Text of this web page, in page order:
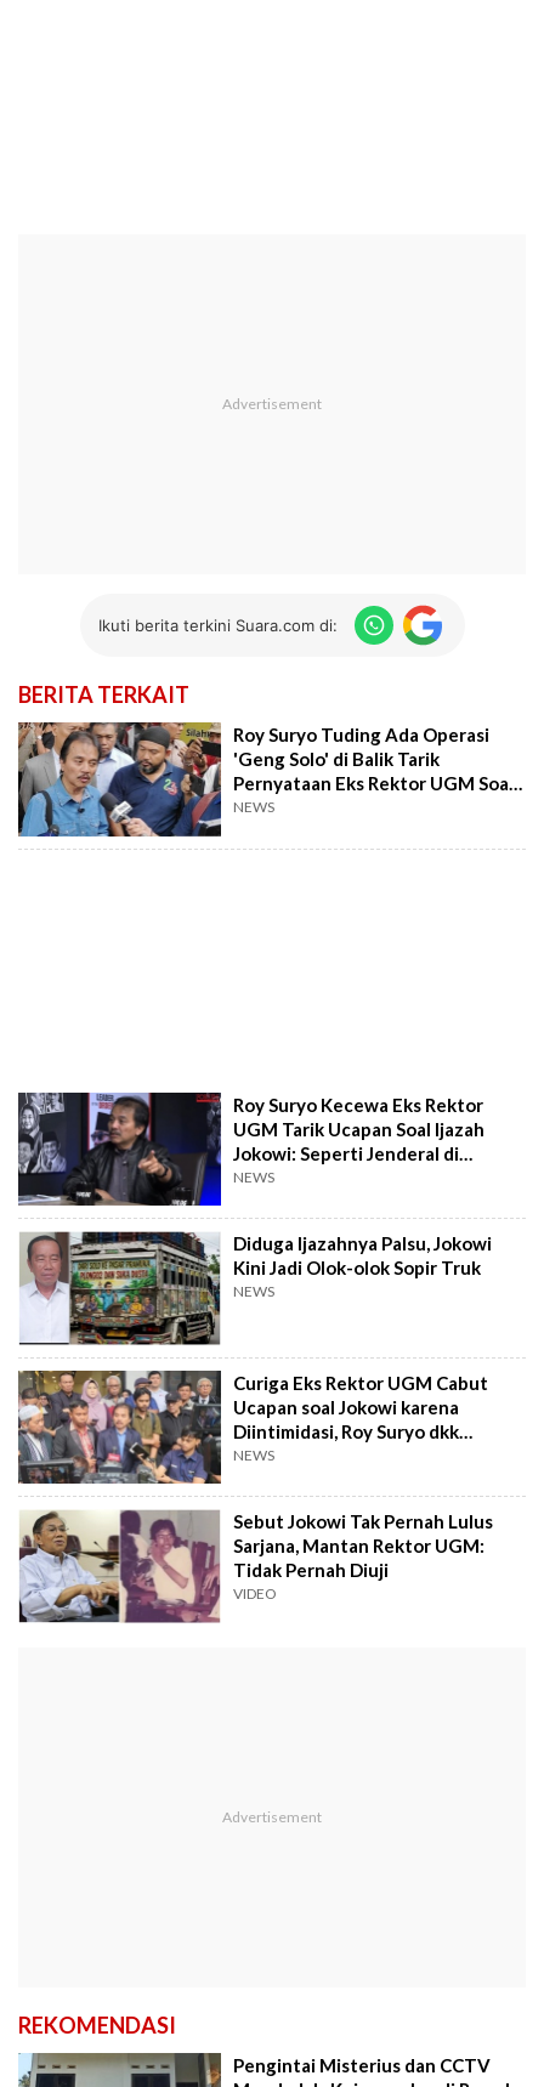
Ikuti berita terkini Suara.com di:
BERITA TERKAIT
Roy Suryo Tuding Ada Operasi
'Geng Solo' di Balik Tarik
Pernyataan Eks Rektor UGM Soal
Ijazah Jokowi
NEWS
Roy Suryo Kecewa Eks Rektor
UGM Tarik Ucapan Soal Ijazah
Jokowi: Seperti Jenderal di
Lubang Buaya
NEWS
Diduga Ijazahnya Palsu, Jokowi
Kini Jadi Olok-olok Sopir Truk
NEWS
Curiga Eks Rektor UGM Cabut
Ucapan soal Jokowi karena
Diintimidasi, Roy Suryo dkk
Ditantang Ini
NEWS
Sebut Jokowi Tak Pernah Lulus
Sarjana, Mantan Rektor UGM:
Tidak Pernah Diuji
VIDEO
REKOMENDASI
Pengintai Misterius dan CCTV